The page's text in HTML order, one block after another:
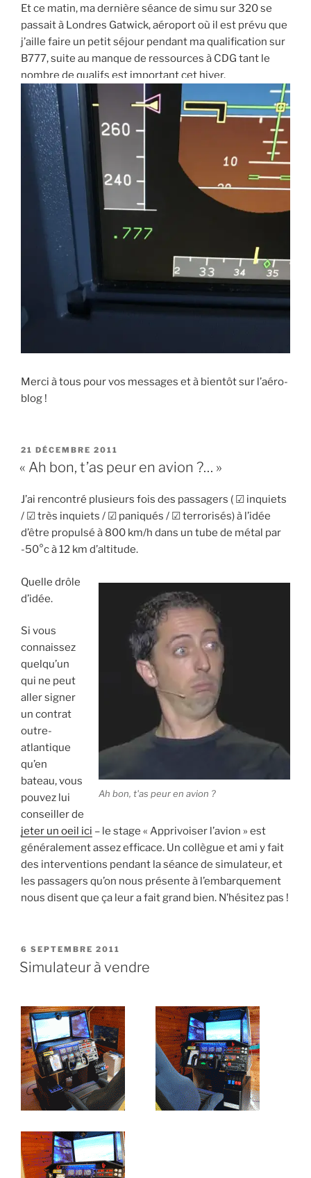
Et ce matin, ma dernière séance de simu sur 320 se
passait à Londres Gatwick, aéroport où il est prévu que
j’aille faire un petit séjour pendant ma qualification sur
B777, suite au manque de ressources à CDG tant le
nombre de qualifs est important cet hiver.
Merci à tous pour vos messages et à bientôt sur l’aéro-
blog !
PUBLIÉ
LE
21 DÉCEMBRE 2011
« Ah bon, t’as peur en avion ?… »
J’ai rencontré plusieurs fois des passagers ( ☑ inquiets
/ ☑ très inquiets / ☑ paniqués / ☑ terrorisés) à l’idée
d’être propulsé à 800 km/h dans un tube de métal par
-50°c à 12 km d’altitude.
Ah bon, t'as peur en avion ?
Quelle drôle
d’idée.
Si vous
connaissez
quelqu’un
qui ne peut
aller signer
un contrat
outre-
atlantique
qu’en
bateau, vous
pouvez lui
conseiller de
jeter un oeil ici – le stage « Apprivoiser l’avion » est
généralement assez efficace. Un collègue et ami y fait
des interventions pendant la séance de simulateur, et
les passagers qu’on nous présente à l’embarquement
nous disent que ça leur a fait grand bien. N’hésitez pas !
PUBLIÉ
LE
6 SEPTEMBRE 2011
Simulateur à vendre